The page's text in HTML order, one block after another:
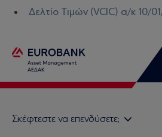
Δελτίο Τιμών (VCIC) α/κ 10/
Σκέφτεστε να επενδύσετε;